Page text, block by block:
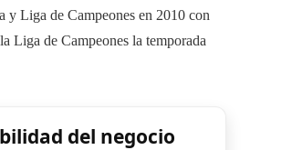
y Liga de Campeones en 2010 con
Liga de Campeones la temporada
del negocio